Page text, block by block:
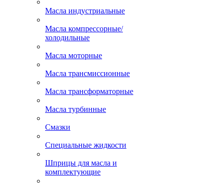
Масла индустриальные
Масла компрессорные/
холодильные
Масла моторные
Масла трансмиссионные
Масла трансформаторные
Масла турбинные
Смазки
Специальные жидкости
Шприцы для масла и
комплектующие